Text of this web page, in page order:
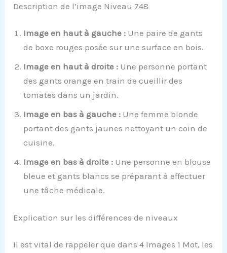
Description de l’image Niveau 748
Image en haut à gauche : Une paire de gants
de boxe rouges posée sur une surface en bois.
Image en haut à droite : Une personne portant
des gants orange en train de cueillir des
tomates dans un jardin.
Image en bas à gauche : Une femme blonde
portant des gants jaunes nettoyant un coin de
cuisine.
Image en bas à droite : Une personne en blouse
bleue et gants blancs se préparant à effectuer
une tâche médicale.
Explication sur les différences de niveaux
Il est vital de rappeler que dans 4 Images 1 Mot, les